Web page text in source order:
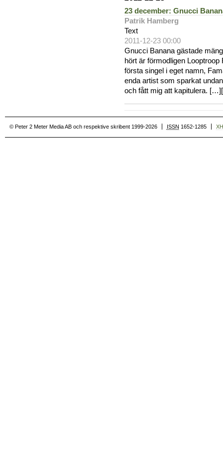
23 december: Gnucci
Patrik Hamberg
Text
2011-12-23 00:00
Gnucci Banana gästade
hört är förmodligen
första singel i eget namn,
enda artist som sparkat
och fått mig att kapitulera. […][
© Peter 2 Meter Media AB och respektive skribent 1999-2026 ISSN 1652-1285